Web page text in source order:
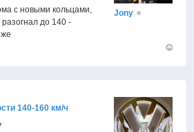
с новыми кольцами,
до 140 -
Jony
140-160 км/ч